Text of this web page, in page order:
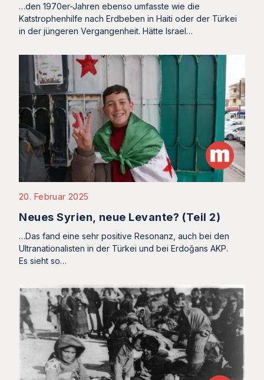
…den 1970er-Jahren ebenso umfasste wie die
Katstrophenhilfe nach Erdbeben in Haiti oder der Türkei
in der jüngeren Vergangenheit. Hätte Israel…
20. Februar 2025
Neues Syrien, neue Levante? (Teil 2)
…Das fand eine sehr positive Resonanz, auch bei den
Ultranationalisten in der Türkei und bei Erdoǧans AKP.
Es sieht so…